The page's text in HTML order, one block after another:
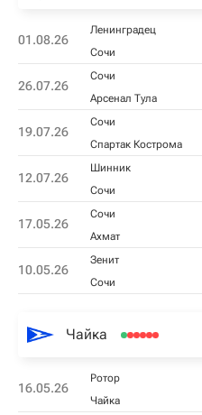
01.08.26
Ленинградец
Сочи
26.07.26
Сочи
Арсенал Тула
19.07.26
Сочи
Спартак Кострома
12.07.26
Шинник
Сочи
17.05.26
Сочи
Ахмат
10.05.26
Зенит
Сочи
Чайка
16.05.26
Ротор
Чайка